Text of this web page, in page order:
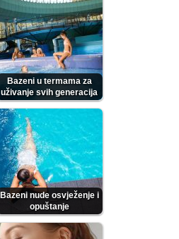
Bazeni u termama za
uživanje svih generacija
Bazeni nude osvježenje i
opuštanje